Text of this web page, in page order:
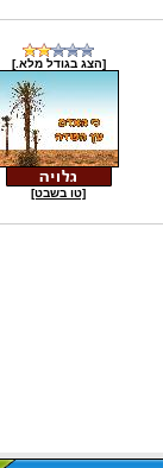
[הצג בגודל מלא.]
[טו בשבט]